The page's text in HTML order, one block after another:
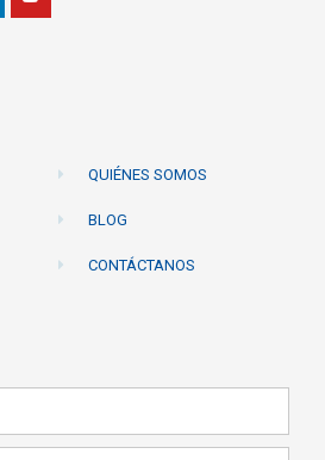
QUIÉNES SOMOS
BLOG
CONTÁCTANOS